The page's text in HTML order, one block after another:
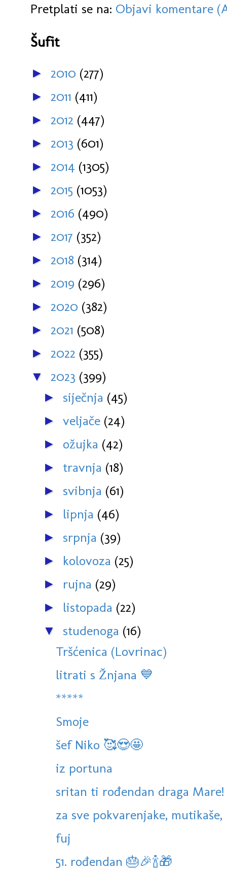
Pretplati se na: Objavi komentare
Šufit
► 2010 (277)
► 2011 (411)
► 2012 (447)
► 2013 (601)
► 2014 (1305)
► 2015 (1053)
► 2016 (490)
► 2017 (352)
► 2018 (314)
► 2019 (296)
► 2020 (382)
► 2021 (508)
► 2022 (355)
▼ 2023 (399)
► siječnja (45)
► veljače (24)
► ožujka (42)
► travnja (18)
► svibnja (61)
► lipnja (46)
► srpnja (39)
► kolovoza (25)
► rujna (29)
► listopada (22)
▼ studenoga (16)
Tršćenica (Lovrinac)
litrati s Žnjana 💙
*****
Smoje
šef Niko 🥰😍🤩
iz portuna
sritan ti rođendan draga Mare!
za sve pokvarenjake,
fuj
51. rođendan 🎂🎉🍾🎁